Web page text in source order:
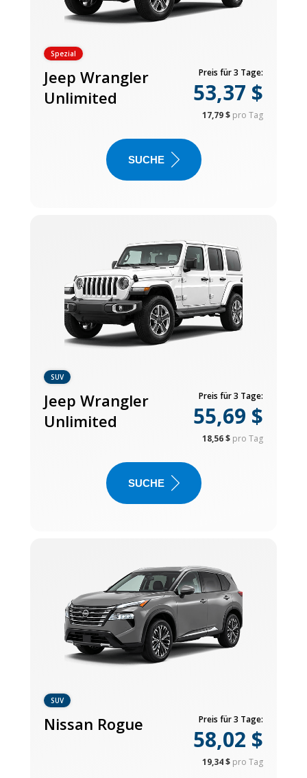
Spezial
Jeep Wrangler
Unlimited
Preis für 3 Tage:
53,37 $
17,79 $ pro Tag
SUCHE
SUV
Jeep Wrangler
Unlimited
Preis für 3 Tage:
55,69 $
18,56 $ pro Tag
SUCHE
SUV
Nissan Rogue Preis für 3 Tage:
58,02 $
19,34 $ pro Tag